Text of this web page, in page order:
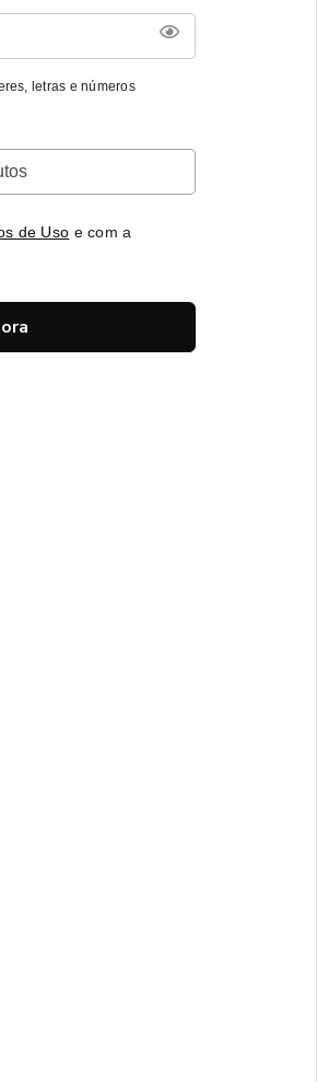
letras e números
de Uso e com a